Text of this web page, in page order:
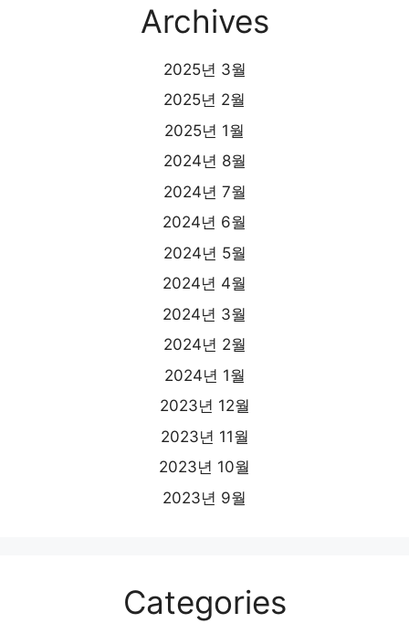
Archives
2025년 3월
2025년 2월
2025년 1월
2024년 8월
2024년 7월
2024년 6월
2024년 5월
2024년 4월
2024년 3월
2024년 2월
2024년 1월
2023년 12월
2023년 11월
2023년 10월
2023년 9월
Categories